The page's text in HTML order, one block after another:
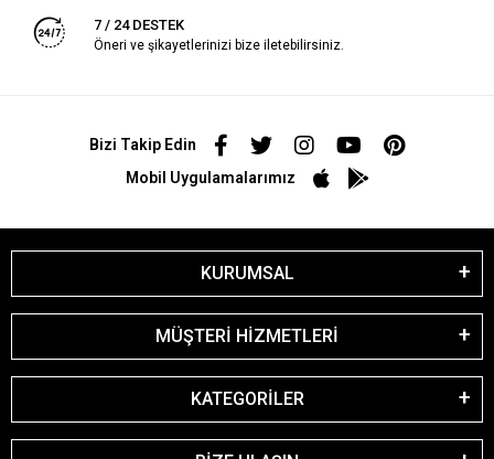
7 / 24 DESTEK
Öneri ve şikayetlerinizi bize iletebilirsiniz.
Bizi Takip Edin
Mobil Uygulamalarımız
KURUMSAL
MÜŞTERİ HİZMETLERİ
KATEGORİLER